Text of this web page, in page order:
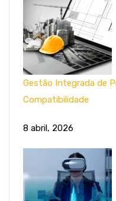
Gestão Integrada de
Compatibilidade
8 abril, 2026